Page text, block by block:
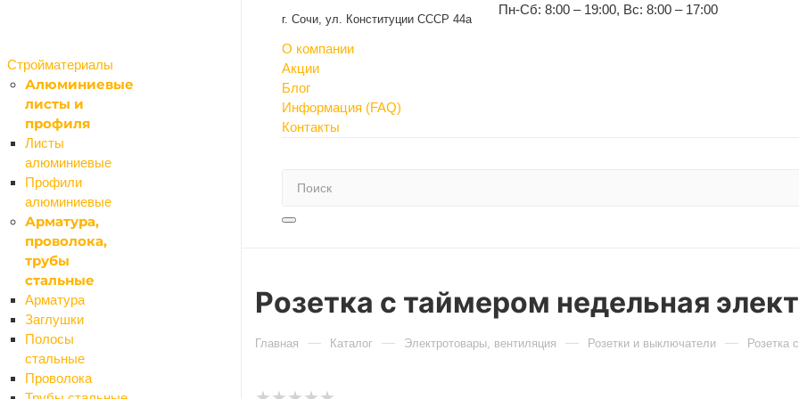
Стройматериалы
Алюминиевые
листы и
профиля
Листы
алюминиевые
Профили
алюминиевые
Арматура,
проволока,
трубы
стальные
Арматура
Заглушки
Полосы
стальные
Проволока
г. Сочи, ул. Конституции СССР 44а
Пн-Сб: 8:00 – 19:00, Вс: 8:00 – 17:00
О компании
Акции
Блог
Информация (FAQ)
Контакты
Розетка с таймером недельная
Главная Каталог Электротовары, вентиляция Розетки и выключатели Розетка